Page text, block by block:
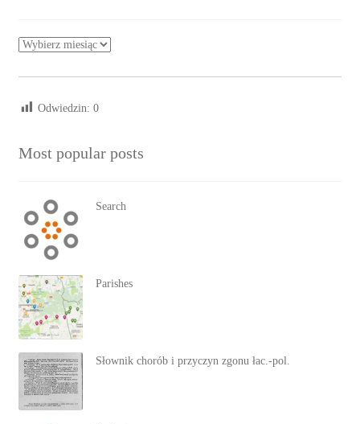
Archiwa
Odwiedzin: 0
Most popular posts
Search
Parishes
Słownik chorób i przyczyn zgonu łac.-pol.